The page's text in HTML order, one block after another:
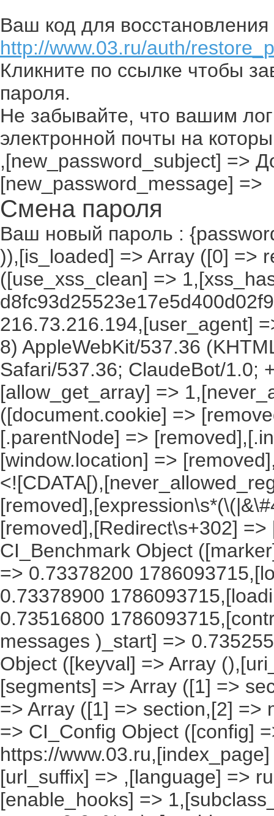
Ваш код для восстановления
http://www.03.ru/auth/
Кликните по ссылке чтобы
пароля.
Не забывайте, что вашим
электронной почты на
,[new_password_subject] =>
[new_password_message] =>
Смена пароля
Ваш новый пароль :
)),[is_loaded] => Array ([0] =>
([use_xss_clean] =>
216.73.216.194,[user_agent]
8) AppleWebKit/537.36
Safari/537.36; ClaudeBot/1.0;
[allow_get_array] =>
([document.cookie] =>
[.parentNode] =>
[window.location] =>
[removed],[Redirect\s+302]
CI_Benchmark Object
=> 0.73378200
0.73378900
0.73516800
messages )_start] =>
Object ([keyval] => Array
[segments] => Array ([1] =>
=> Array ([1] => section,[2] =>
=> CI_Config Object ([config]
https://
[url_suffix] => ,[language] =>
[enable_hooks] =>